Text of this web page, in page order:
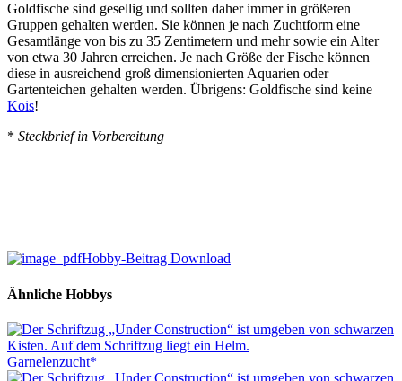
Goldfische sind gesellig und sollten daher immer in größeren
Gruppen gehalten werden. Sie können je nach Zuchtform eine
Gesamtlänge von bis zu 35 Zentimetern und mehr sowie ein Alter
von etwa 30 Jahren erreichen. Je nach Größe der Fische können
diese in ausreichend groß dimensionierten Aquarien oder
Gartenteichen gehalten werden. Übrigens: Goldfische sind keine
Kois!
* Steckbrief in Vorbereitung
Hobby-Beitrag Download
Ähnliche Hobbys
Garnelenzucht*